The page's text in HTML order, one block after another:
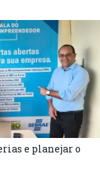
e planejar o